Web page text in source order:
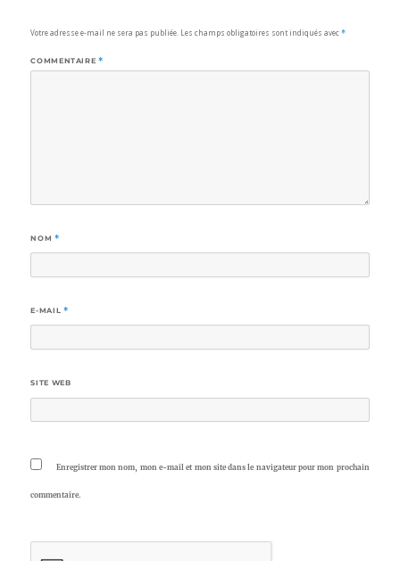
Votre adresse e-mail ne sera pas publiée. Les champs obligatoires sont indiqués avec*
COMMENTAIRE *
NOM *
E-MAIL *
SITE WEB
Enregistrer mon nom, mon e-mail et mon site dans le navigateur pour mon prochain
commentaire.